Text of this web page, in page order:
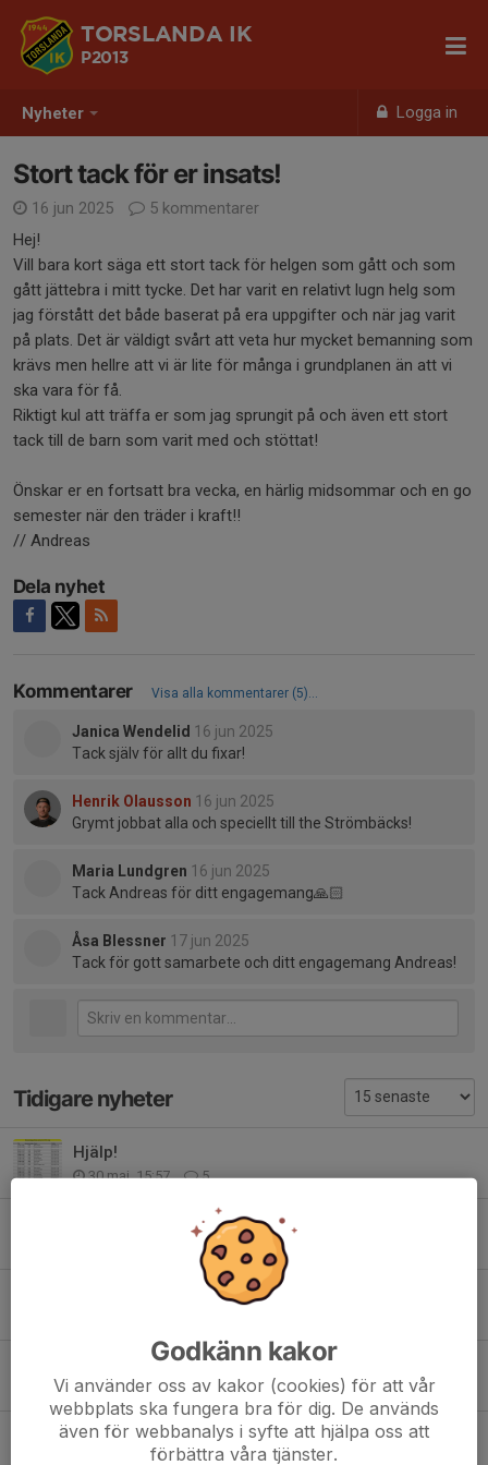
Nyheter Logga in
TORSLANDA IK
P2013
Stort tack för er insats!
16 jun 2025
5 kommentarer
Hej!
Vill bara kort säga ett stort tack för helgen som gått och som
gått jättebra i mitt tycke. Det har varit en relativt lugn helg som
jag förstått det både baserat på era uppgifter och när jag varit
på plats. Det är väldigt svårt att veta hur mycket bemanning som
krävs men hellre att vi är lite för många i grundplanen än att vi
ska vara för få.
Riktigt kul att träffa er som jag sprungit på och även ett stort
tack till de barn som varit med och stöttat!
Önskar er en fortsatt bra vecka, en härlig midsommar och en go
semester när den träder i kraft!!
// Andreas
Dela nyhet
Kommentarer Visa alla kommentarer (5)...
Janica Wendelid 16 jun 2025
Tack själv för allt du fixar!
Henrik Olausson 16 jun 2025
Grymt jobbat alla och speciellt till the Strömbäcks!
Maria Lundgren 16 jun 2025
Tack Andreas för ditt engagemang🙏🏻
Åsa Blessner 17 jun 2025
Tack för gott samarbete och ditt engagemang Andreas!
Tidigare nyheter
Hjälp!
30 maj, 15:57 5
Dags för caféhelg
0
Info caféhelgen igen
Info caféhelgen
15 apr, 11:03 0
Uppdaterade schema fixardag våren 2026
23 mar, 06:39 0
Godkänn kakor
Vi använder oss av kakor (cookies) för att vår
webbplats ska fungera bra för dig. De används
även för webbanalys i syfte att hjälpa oss att
förbättra våra tjänster.